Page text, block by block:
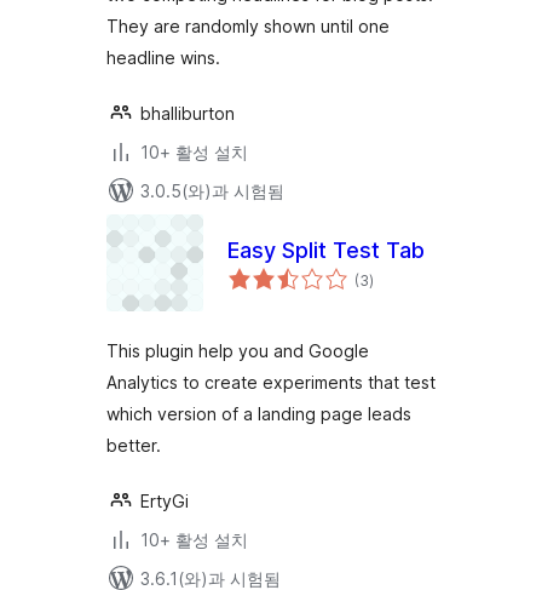
They are randomly shown until one
headline wins.
bhalliburton
10+ 활성 설치
3.0.5(와)과 시험됨
Easy Split Test Tab
(3전
체)
This plugin help you and Google
Analytics to create experiments that test
which version of a landing page leads
better.
ErtyGi
10+ 활성 설치
3.6.1(와)과 시험됨